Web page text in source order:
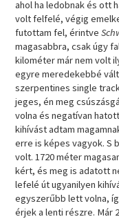
ahol ha ledobnak és ott
volt felfelé, végig
futottam fel, érintve
magasabbra, csak úgy
kilométer már nem volt
egyre meredekebbé
szerpentines single
jeges, én meg
volna és negatívan
kihívást adtam
erre is képes vagyok. S
volt. 1720 méter
kért, és meg is adatott
lefelé út ugyanilyen
egyszerűbb lett volna,
érjek a lenti részre. Már